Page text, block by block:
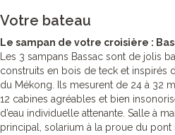
Votre bateau
Le sampan de votre croisière :
Les 3 sampans Bassac sont de jolis
construits en bois de teck et inspirés
du Mékong. Ils mesurent de 24 à 32
12 cabines agréables et bien
d’eau individuelle attenante. Salle à
principal, solarium à la proue du pont